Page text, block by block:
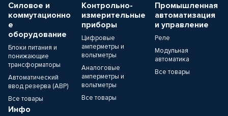
Силовое и
коммутационно
е
оборудование
Блоки питания и
понижающие
трансформаторы
Автоматический
ввод резерва (АВР)
Все товары
Контрольно-
измерительные
приборы
Цифровые
амперметры и
вольтметры
Аналоговые
амперметры и
вольтметры
Все товары
Промышленная
автоматизация
и управление
Реле
Модульная
автоматика
Все товары
Инфо